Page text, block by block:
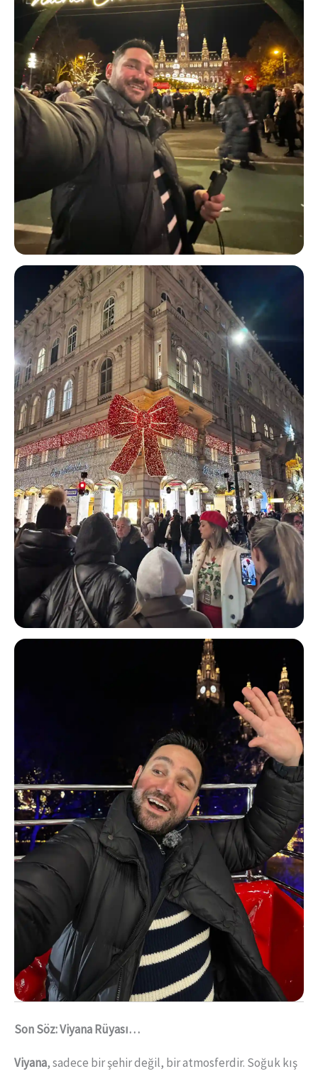
Son Söz: Viyana Rüyası…
Viyana, sadece bir şehir değil, bir atmosferdir. Soğuk kış